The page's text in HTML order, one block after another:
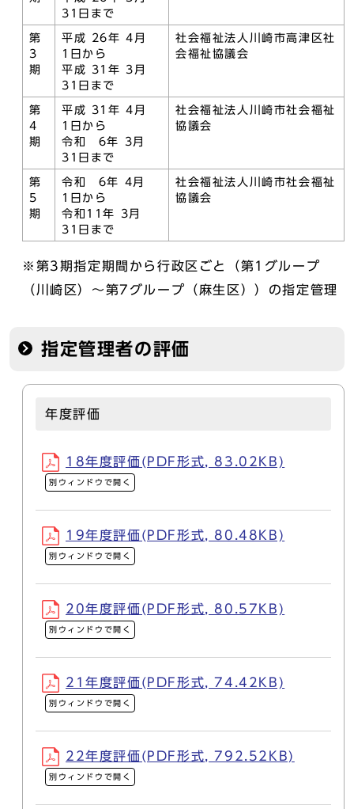
31日まで
第
3
期
平成 26年 4月
1日から
平成 31年 3月
31日まで
社会福祉法人川崎市高津区社
会福祉協議会
第
4
期
平成 31年 4月
1日から
令和 6年 3月
31日まで
社会福祉法人川崎市社会福祉
協議会
第
5
期
令和 6年 4月
1日から
令和11年 3月
31日まで
社会福祉法人川崎市社会福祉
協議会
※第3期指定期間から行政区ごと（第1グループ
（川崎区）～第7グループ（麻生区））の指定管理
指定管理者の評価
年度評価
18年度評価(PDF形式, 83.02KB)
別ウィンドウで開く
19年度評価(PDF形式, 80.48KB)
別ウィンドウで開く
20年度評価(PDF形式, 80.57KB)
別ウィンドウで開く
21年度評価(PDF形式, 74.42KB)
別ウィンドウで開く
22年度評価(PDF形式, 792.52KB)
別ウィンドウで開く